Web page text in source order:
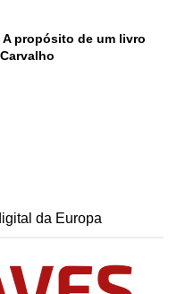
propósito de um livro
da Europa